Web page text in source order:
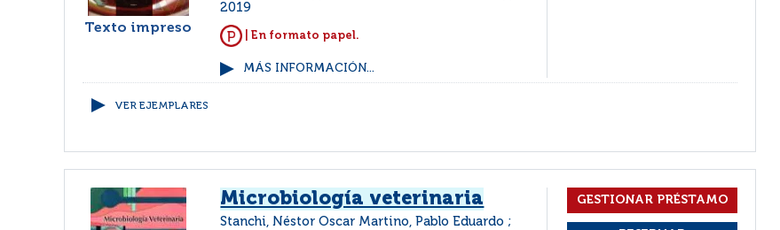
Texto impreso
2019
| En formato papel.
MÁS INFORMACIÓN...
VER EJEMPLARES
Microbiología veterinaria
Stanchi, Néstor Oscar Martino, Pablo Eduardo ;